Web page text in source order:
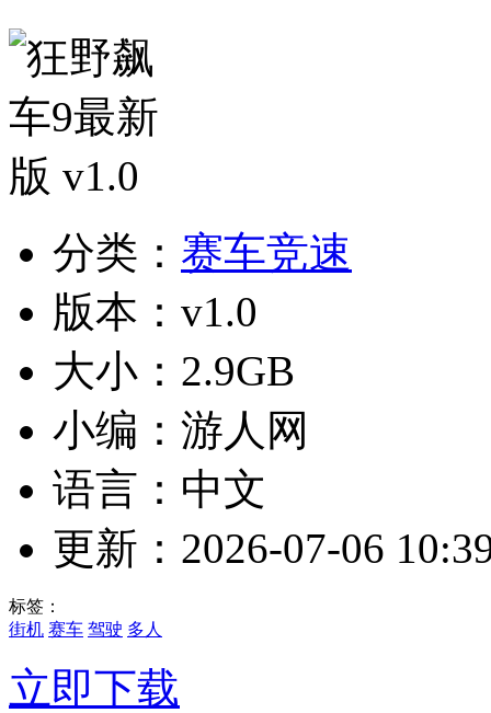
分类： 赛车竞速
版本：v1.0
大小：2.9GB
小编：游人网
语言：中文
更新：2026-07-06
标签：
街机 赛车 驾驶 多人
立即下载